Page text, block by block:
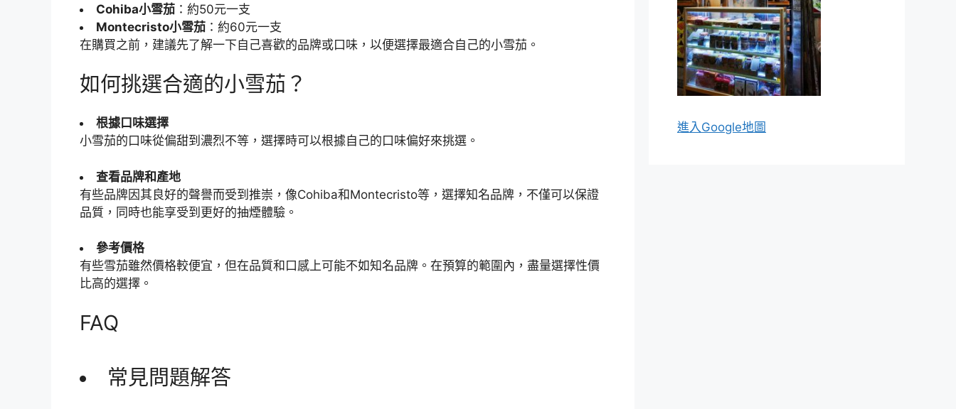
Cohiba小雪茄 ：約50元一支
Montecristo小雪茄 ：約60元一支
在購買之前，建議先了解一下自己喜歡的品牌或口味，以便選擇最適合自己的小雪茄。
如何挑選合適的小雪茄？
根據口味選擇
小雪茄的口味從偏甜到濃烈不等，選擇時可以根據自己的口味偏好來挑選。
查看品牌和產地
有些品牌因其良好的聲譽而受到推崇，像Cohiba和Montecristo等，選擇知名品牌，不僅可以保證
品質，同時也能享受到更好的抽煙體驗。
參考價格
有些雪茄雖然價格較便宜，但在品質和口感上可能不如知名品牌。在預算的範圍內，盡量選擇性價
比高的選擇。
FAQ
常見問題解答
進入Google地圖